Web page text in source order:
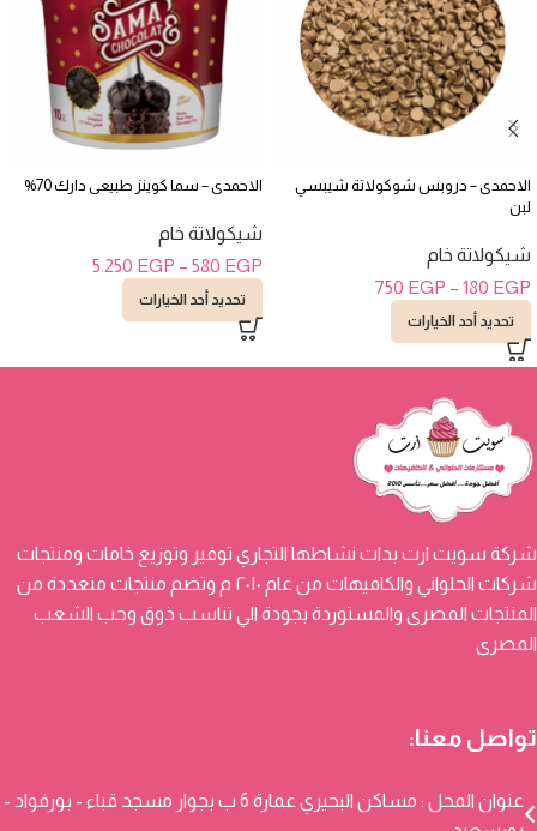
الاحمدى – دروبس شوكولاتة شيبسي
لبن
شيكولاتة خام
180 EGP
–
750 EGP
تحديد أحد الخيارات
الاحمدى – سما كوينز طبيعى دارك 70%
شيكولاتة خام
580 EGP
–
5.250 EGP
تحديد أحد الخيارات
شركة سويت ارت بدات نشاطها التجاري توفير وتوزيع خامات ومنتجات
شركات الحلواني والكافيهات من عام ٢٠١٠ م وتضم منتجات متعددة من
المنتجات المصرى والمستوردة بجودة الي تناسب ذوق وحب الشعب
المصرى
تواصل معنا:
عنوان المحل : مساكن البحيري عمارة 6 ب بجوار مسجد قباء - بورفواد -